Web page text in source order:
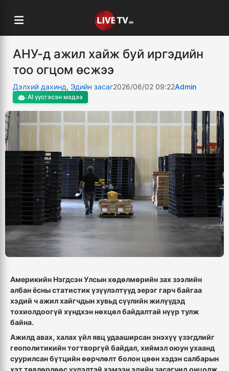
АНУ-д ажил хайж буй иргэдийн
тоо огцом өсжээ
Дэлхий дахинд, Эдийн засаг2026/06/02 09:22Admin
AI үүсгэсэн мэдээ
Америкийн Нэгдсэн Улсын хөдөлмөрийн зах зээлийн
албан ёсны статистик үзүүлэлтүүд эерэг гарч байгаа
хэдий ч ажил хайгчдын хувьд сүүлийн жилүүдэд
тохиолдоогүй хүндхэн нөхцөл байдалтай нүүр тулж
байна.
Ажилд авах, халах үйл явц удааширсан энэхүү үзэгдлийг
геополитикийн тогтворгүй байдал, хиймэл оюун ухаанд
суурилсан бүтцийн өөрчлөлт болон цөөн хэдэн салбарын
хэт төвлөрлөөс үүдэлтэй хэмээн эдийн засагчид онцолж